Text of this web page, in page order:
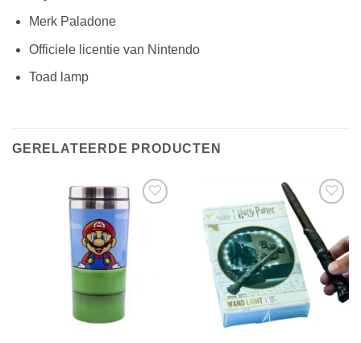
Merk Paladone
Officiele licentie van Nintendo
Toad lamp
GERELATEERDE PRODUCTEN